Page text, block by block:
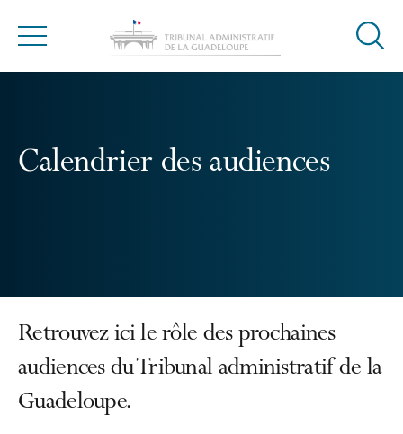
Menu
Ouvrir
Calendrier des audiences
Retrouvez ici le rôle des prochaines
audiences du Tribunal administratif de la
Guadeloupe.